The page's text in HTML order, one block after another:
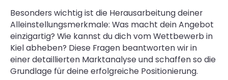
Besonders wichtig ist die Herausarbeitung deiner
Alleinstellungsmerkmale: Was macht dein Angebot
einzigartig? Wie kannst du dich vom Wettbewerb in
Kiel abheben? Diese Fragen beantworten wir in
einer detaillierten Marktanalyse und schaffen so die
Grundlage für deine erfolgreiche Positionierung.